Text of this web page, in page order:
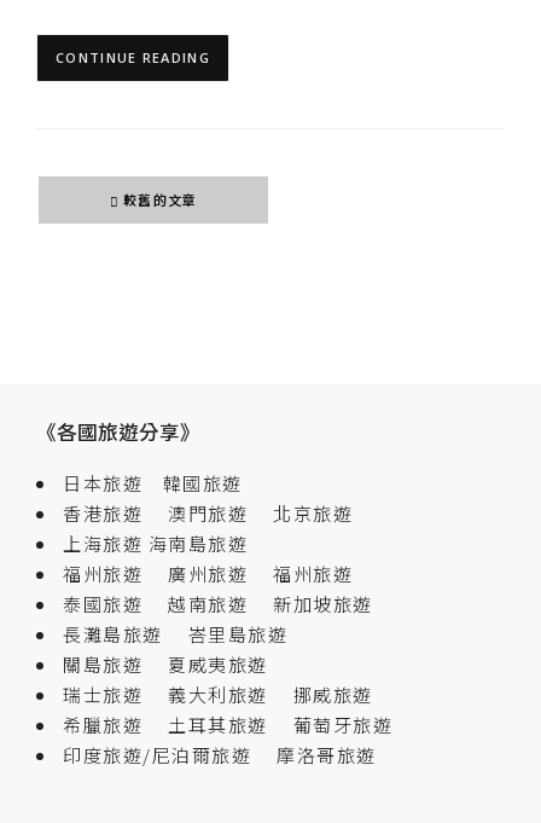
CONTINUE READING
文
章
較舊的文章
《各國旅遊分享》
日本旅遊
韓國旅遊
香港旅遊
澳門旅遊
北京旅遊
上海旅遊 海南島旅遊
福州旅遊
廣州旅遊
福州旅遊
泰國旅遊
越南旅遊
新加坡旅遊
長灘島旅遊
峇里島旅遊
關島旅遊
夏威夷旅遊
瑞士旅遊
義大利旅遊
挪威旅遊
希臘旅遊
土耳其旅遊
葡萄牙旅遊
印度旅遊/尼泊爾旅遊
摩洛哥旅遊